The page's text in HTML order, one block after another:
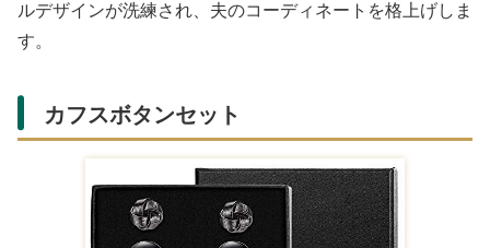
です。
ファッション・アクセサリーカテ
ゴリ
さりげなくおしゃれを楽しめるアイテムが揃います。